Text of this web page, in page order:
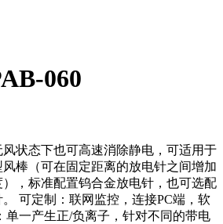
060
状态下也可高速消除静电，可适用于
棒（可在固定距离的放电针之间增加
，标准配置钨合金放电针，也可选配
可定制：联网监控，连接PC端，软
单一产生正/负离子，针对不同的带电